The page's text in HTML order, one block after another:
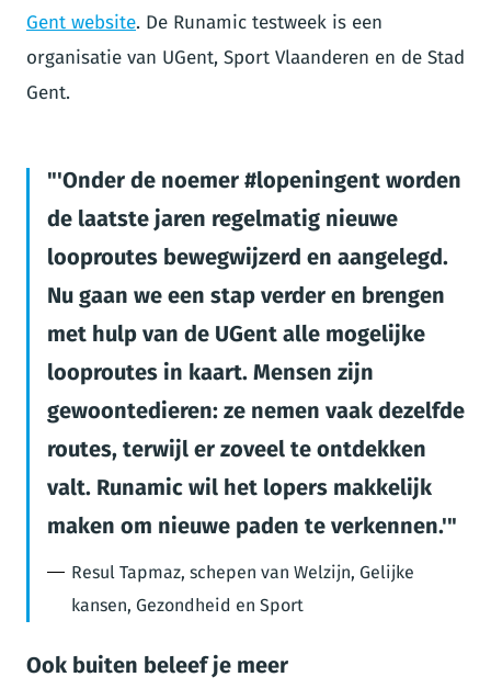
Gent website. De Runamic testweek is een
organisatie van UGent, Sport Vlaanderen en de Stad
Gent.
'Onder de noemer #lopeningent worden
de laatste jaren regelmatig nieuwe
looproutes bewegwijzerd en aangelegd.
Nu gaan we een stap verder en brengen
met hulp van de UGent alle mogelijke
looproutes in kaart. Mensen zijn
gewoontedieren: ze nemen vaak dezelfde
routes, terwijl er zoveel te ontdekken
valt. Runamic wil het lopers makkelijk
maken om nieuwe paden te verkennen.'
Resul Tapmaz, schepen van Welzijn, Gelijke
kansen, Gezondheid en Sport
Ook buiten beleef je meer